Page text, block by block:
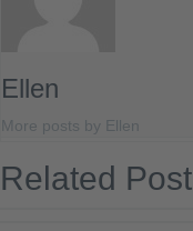
Ellen
More posts by Ellen
Related Post